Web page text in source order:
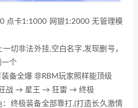
点卡1:1000 网银1:2000 无管理模
一切非法外挂,空白名字,发现删号，
一个
装备全爆 非RBM玩家照样能顶级
战 → 星王 → 狂雷 → 终极
：终极装备全部靠打,(打造长久激情